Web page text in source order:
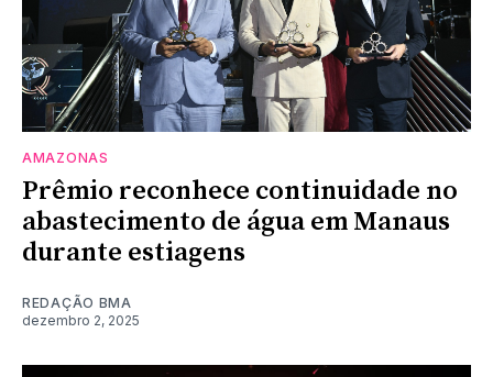
AMAZONAS
Prêmio reconhece continuidade no
abastecimento de água em Manaus
durante estiagens
REDAÇÃO BMA
dezembro 2, 2025